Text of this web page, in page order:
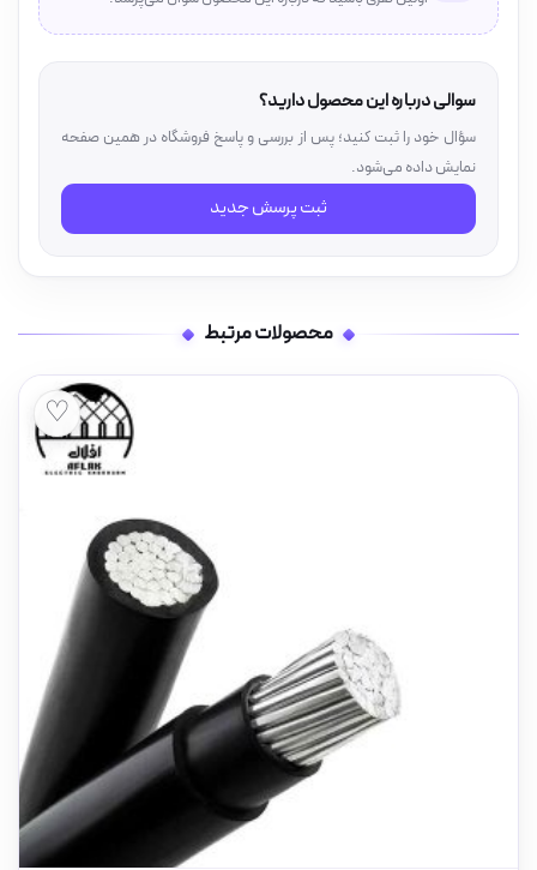
سوالی درباره این محصول دارید؟
سؤال خود را ثبت کنید؛ پس از بررسی و پاسخ فروشگاه در همین صفحه
نمایش داده می‌شود.
ثبت پرسش جدید
محصولات مرتبط
♡